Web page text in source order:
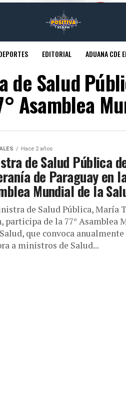
EDITORIAL ADUANA CDE
Salud
Asamblea
Hace 2 años
de Salud Pública
de Paraguay en
Mundial de la
de Salud Pública, María
participa de la 77° Asamblea
que convoca anualmente
a ministros de Salud...